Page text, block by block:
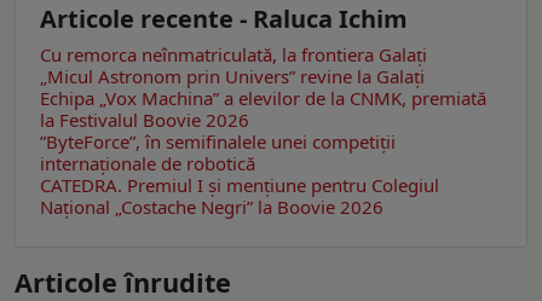
Articole recente - Raluca Ichim
Cu remorca neînmatriculată, la frontiera Galați
„Micul Astronom prin Univers” revine la Galați
Echipa „Vox Machina” a elevilor de la CNMK, premiată
la Festivalul Boovie 2026
”ByteForce”, în semifinalele unei competiții
internaționale de robotică
CATEDRA. Premiul I și mențiune pentru Colegiul
Național „Costache Negri” la Boovie 2026
Articole înrudite